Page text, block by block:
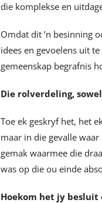
die komplekse en
Omdat dit ’n besinning
idees en gevoelens uit
gemeenskap begrafnis
Die rolverdeling,
Toe ek geskryf het, het
maar in die gevalle
gemak waarmee die
was op die ou einde
Hoekom het jy besluit